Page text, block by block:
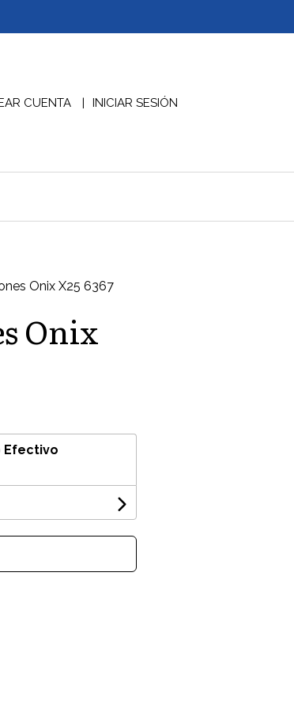
CUENTA INICIAR SESIÓN
Onix X25 6367
Onix
Efectivo